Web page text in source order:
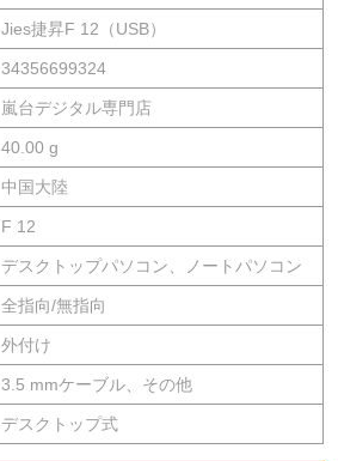
Jies捷昇F 12（USB）
34356699324
嵐台デジタル専門店
40.00 g
中国大陸
F 12
デスクトップパソコン、ノートパソコン
全指向/無指向
外付け
3.5 mmケーブル、その他
デスクトップ式